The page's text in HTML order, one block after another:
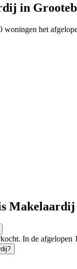
in
woningen het
Makelaardij
In de afgelopen